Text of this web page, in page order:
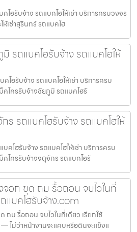
โฮรับจ้าง รถแบคโฮให้เช่า บริการครบวงจร
ห้เช่าสุรินทร์ รถแบคโฮ
รถแบคโฮรับจ้าง รถแบคโฮให้
โฮรับจ้าง รถแบคโฮให้เช่า บริการครบ
คโครรับจ้างชัยภูมิ รถแบคโฮรั
ร รถแบคโฮรับจ้าง รถแบคโฮให้
คโฮรับจ้าง รถแบคโฮให้เช่า บริการครบ
คโครรับจ้างจตุจักร รถแบคโฮรั
จอก ขุด ถม รื้อถอน จบไวในที่
แบคโฮรับจ้าง.com
ถม รื้อถอน จบไวในที่เดียว เรียกใช้
ไม่ว่าหน้างานจะแคบหรือดินจะแข็งแ